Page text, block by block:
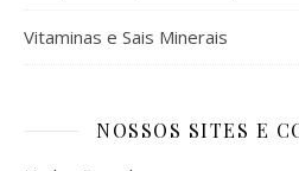
Vitaminas e Sais Minerais
NOSSOS SITES E